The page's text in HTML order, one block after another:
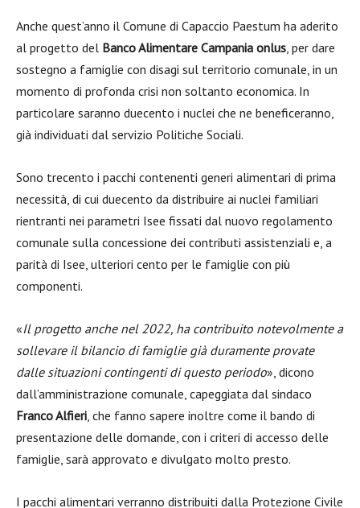
Anche quest’anno il Comune di Capaccio Paestum ha aderito
al progetto del Banco Alimentare Campania onlus, per dare
sostegno a famiglie con disagi sul territorio comunale, in un
momento di profonda crisi non soltanto economica. In
particolare saranno duecento i nuclei che ne beneficeranno,
già individuati dal servizio Politiche Sociali.
Sono trecento i pacchi contenenti generi alimentari di prima
necessità, di cui duecento da distribuire ai nuclei familiari
rientranti nei parametri Isee fissati dal nuovo regolamento
comunale sulla concessione dei contributi assistenziali e, a
parità di Isee, ulteriori cento per le famiglie con più
componenti.
«Il progetto anche nel 2022, ha contribuito notevolmente a
sollevare il bilancio di famiglie già duramente provate
dalle situazioni contingenti di questo periodo», dicono
dall’amministrazione comunale, capeggiata dal sindaco
Franco Alfieri, che fanno sapere inoltre come il bando di
presentazione delle domande, con i criteri di accesso delle
famiglie, sarà approvato e divulgato molto presto.
I pacchi alimentari verranno distribuiti dalla Protezione Civile